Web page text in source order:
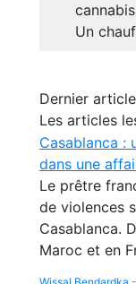
Un
Dernier
Les articles
Casablanca :
dans une
Le prêtre
de violences
Casablanca.
Maroc et en